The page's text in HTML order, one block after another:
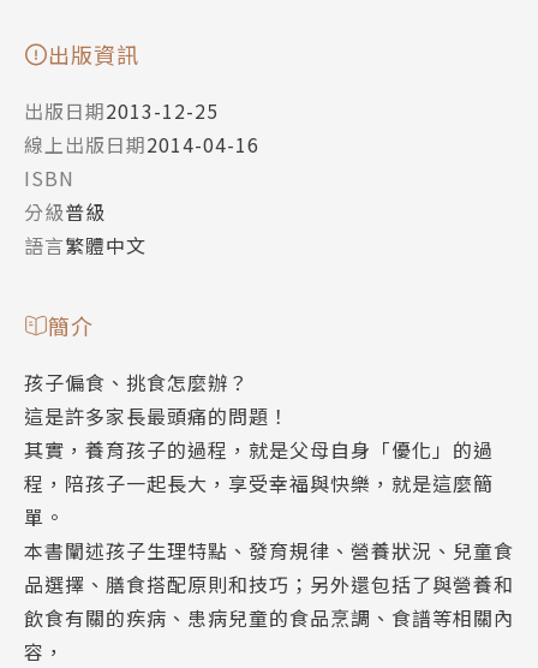
出版資訊
出版日期2013-12-25
線上出版日期2014-04-16
ISBN
分級普級
語言繁體中文
簡介
孩子偏食、挑食怎麼辦？
這是許多家長最頭痛的問題！
其實，養育孩子的過程，就是父母自身「優化」的過
程，陪孩子一起長大，享受幸福與快樂，就是這麼簡
單。
本書闡述孩子生理特點、發育規律、營養狀況、兒童食
品選擇、膳食搭配原則和技巧；另外還包括了與營養和
飲食有關的疾病、患病兒童的食品烹調、食譜等相關內
容，